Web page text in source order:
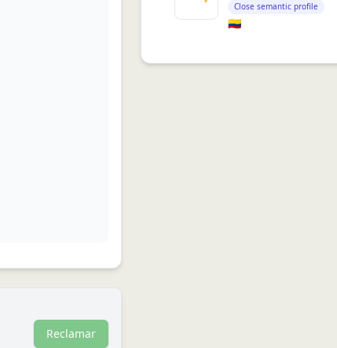
Reclamar
Close semantic profile
🇨🇴